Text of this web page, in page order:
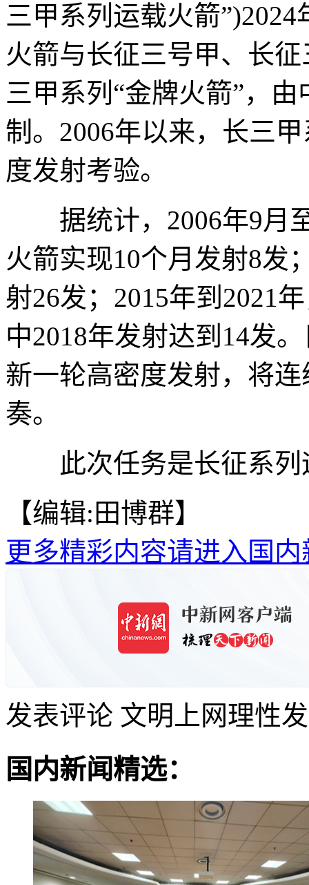
三甲系列运载火箭
火箭与长征三号甲、长
三甲系列“金牌火箭”，
制。2006年以来，长三
度发射考验。
据统计，2006年9月至
火箭实现10个月发射8发
射26发；2015年到2021
中2018年发射达到14发
新一轮高密度发射，将
奏。
此次任务是长征系列
【编辑:田博群】
更多精彩内容请进入国内
发表评论 文明上网理性
国内新闻精选：